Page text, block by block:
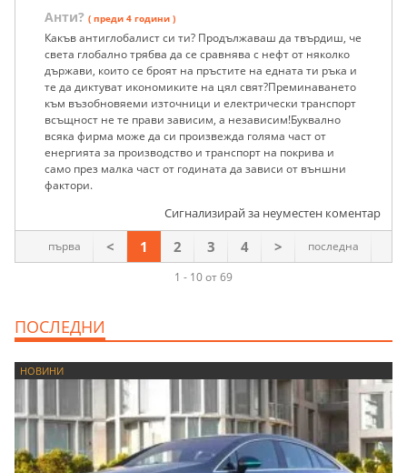
Анти? ( преди 4 години )
Какъв антиглобалист си ти? Продължаваш да твърдиш, че
света глобално трябва да се сравнява с нефт от няколко
държави, които се броят на пръстите на едната ти ръка и
те да диктуват икономиките на цял свят?Преминаването
към възобновяеми източници и електрически транспорт
всъщност не те прави зависим, а независим!Буквално
всяка фирма може да си произвежда голяма част от
енергията за производство и транспорт на покрива и
само през малка част от годината да зависи от външни
фактори.
Сигнализирай за неуместен коментар
1 - 10 от 69
първа < 1 2 3 4 > последна
ПОСЛЕДНИ
НОВИНИ